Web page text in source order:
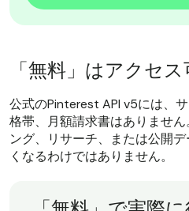
「無料」はアクセ
公式のPinterest API v5には、
格帯、月額請求書はありませ
ング、リサーチ、または公開
くなるわけではありません。